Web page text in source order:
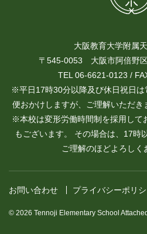
大阪教育大学附属
〒545-0053 大阪市阿倍野
TEL 06-6621-0123 /
※平日17時30分以降及び休日祝日は
便おかけしますが、ご理解いただき
※本校は変形労働時間制を採用して
もございます。 その場合は、17時
ご理解のほどよろしく
お問い合わせ プライバシーポリ
© 2026 Tennoji Elementary School